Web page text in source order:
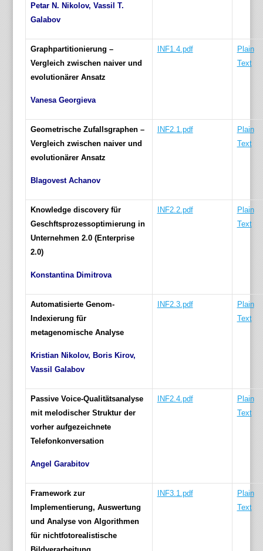
Petar N. Nikolov, Vassil T.
Galabov
Graphpartitionierung –
Vergleich zwischen naiver und
evolutionärer Ansatz
Vanesa Georgieva
INF1.4.pdf
Plain
Text
Geometrische Zufallsgraphen –
Vergleich zwischen naiver und
evolutionärer Ansatz
Blagovest Achanov
INF2.1.pdf
Plain
Text
Knowledge discovery für
Geschftsprozessoptimierung in
Unternehmen 2.0 (Enterprise
2.0)
Konstantina Dimitrova
INF2.2.pdf
Plain
Text
Automatisierte Genom-
Indexierung für
metagenomische Analyse
Kristian Nikolov, Boris Kirov,
Vassil Galabov
INF2.3.pdf
Plain
Text
Passive Voice-Qualitätsanalyse
mit melodischer Struktur der
vorher aufgezeichnete
Telefonkonversation
Angel Garabitov
INF2.4.pdf
Plain
Text
Framework zur
Implementierung, Auswertung
und Analyse von Algorithmen
für nichtfotorealistische
INF3.1.pdf
Plain
Text